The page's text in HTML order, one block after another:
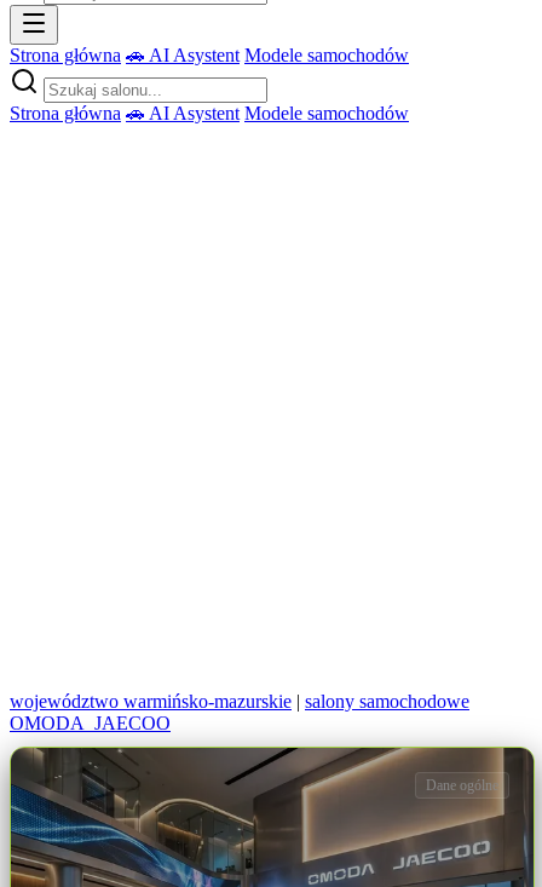
Strona główna 🚗 AI Asystent Modele samochodów
Strona główna 🚗 AI Asystent Modele samochodów
województwo warmińsko-mazurskie | salony samochodowe
OMODA_JAECOO
Dane ogólne